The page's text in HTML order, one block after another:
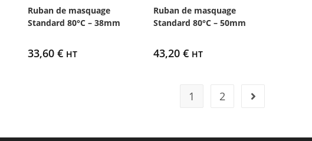
Ruban de masquage
Standard 80°C – 38mm
33,60 € HT
Ruban de masquage
Standard 80°C – 50mm
43,20 € HT
1 2